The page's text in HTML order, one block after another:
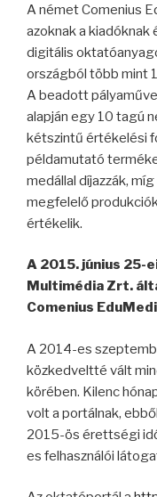
A német Comenius
azoknak a
digitális
országból több mint
A beadott
alapján egy 10 tagú
kétszintű értékelési
példamutató
medállal díjazzák,
megfelelő
értékelik.
A 2015. június 25-
Multimédia Zrt.
Comenius
A 2014-es
közkedveltté vált
körében. Kilenc
volt a portálnak,
2015-ös érettségi
es felhasználói